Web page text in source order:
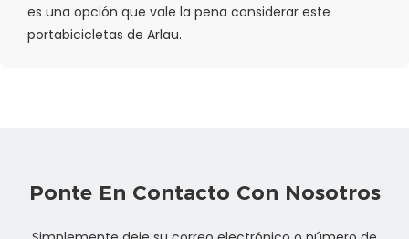
es una opción que vale la pena considerar este
portabicicletas de Arlau.
Ponte En Contacto Con Nosotros